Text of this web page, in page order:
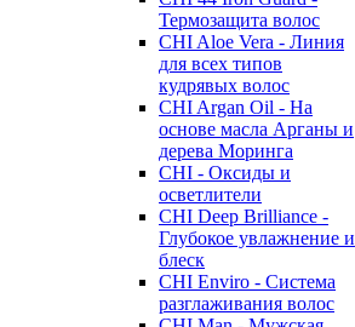
Термозащита волос
CHI Aloe Vera - Линия
для всех типов
кудрявых волос
CHI Argan Oil - На
основе масла Арганы и
дерева Моринга
CHI - Оксиды и
осветлители
CHI Deep Brilliance -
Глубокое увлажнение и
блеск
CHI Enviro - Система
разглаживания волос